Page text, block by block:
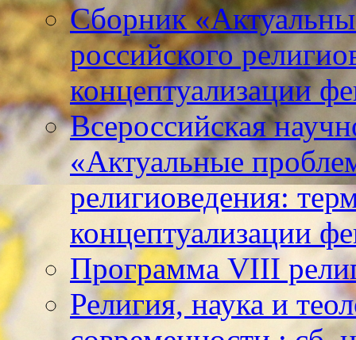
Сборник
российского
концептуализации
Всероссийская
«Актуальные
религиоведения:
концептуализации
Программа VIII
Религия, наука и